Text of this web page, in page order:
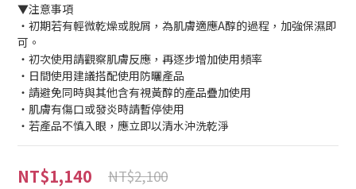
▼注意事項
・初期若有輕微乾燥或脫屑，為肌膚適應A醇的過程，加強保濕即
可。
・初次使用請觀察肌膚反應，再逐步增加使用頻率
・日間使用建議搭配使用防曬產品
・請避免同時與其他含有視黃醇的產品疊加使用
・肌膚有傷口或發炎時請暫停使用
・若產品不慎入眼，應立即以清水沖洗乾淨
NT$1,140 NT$2,100